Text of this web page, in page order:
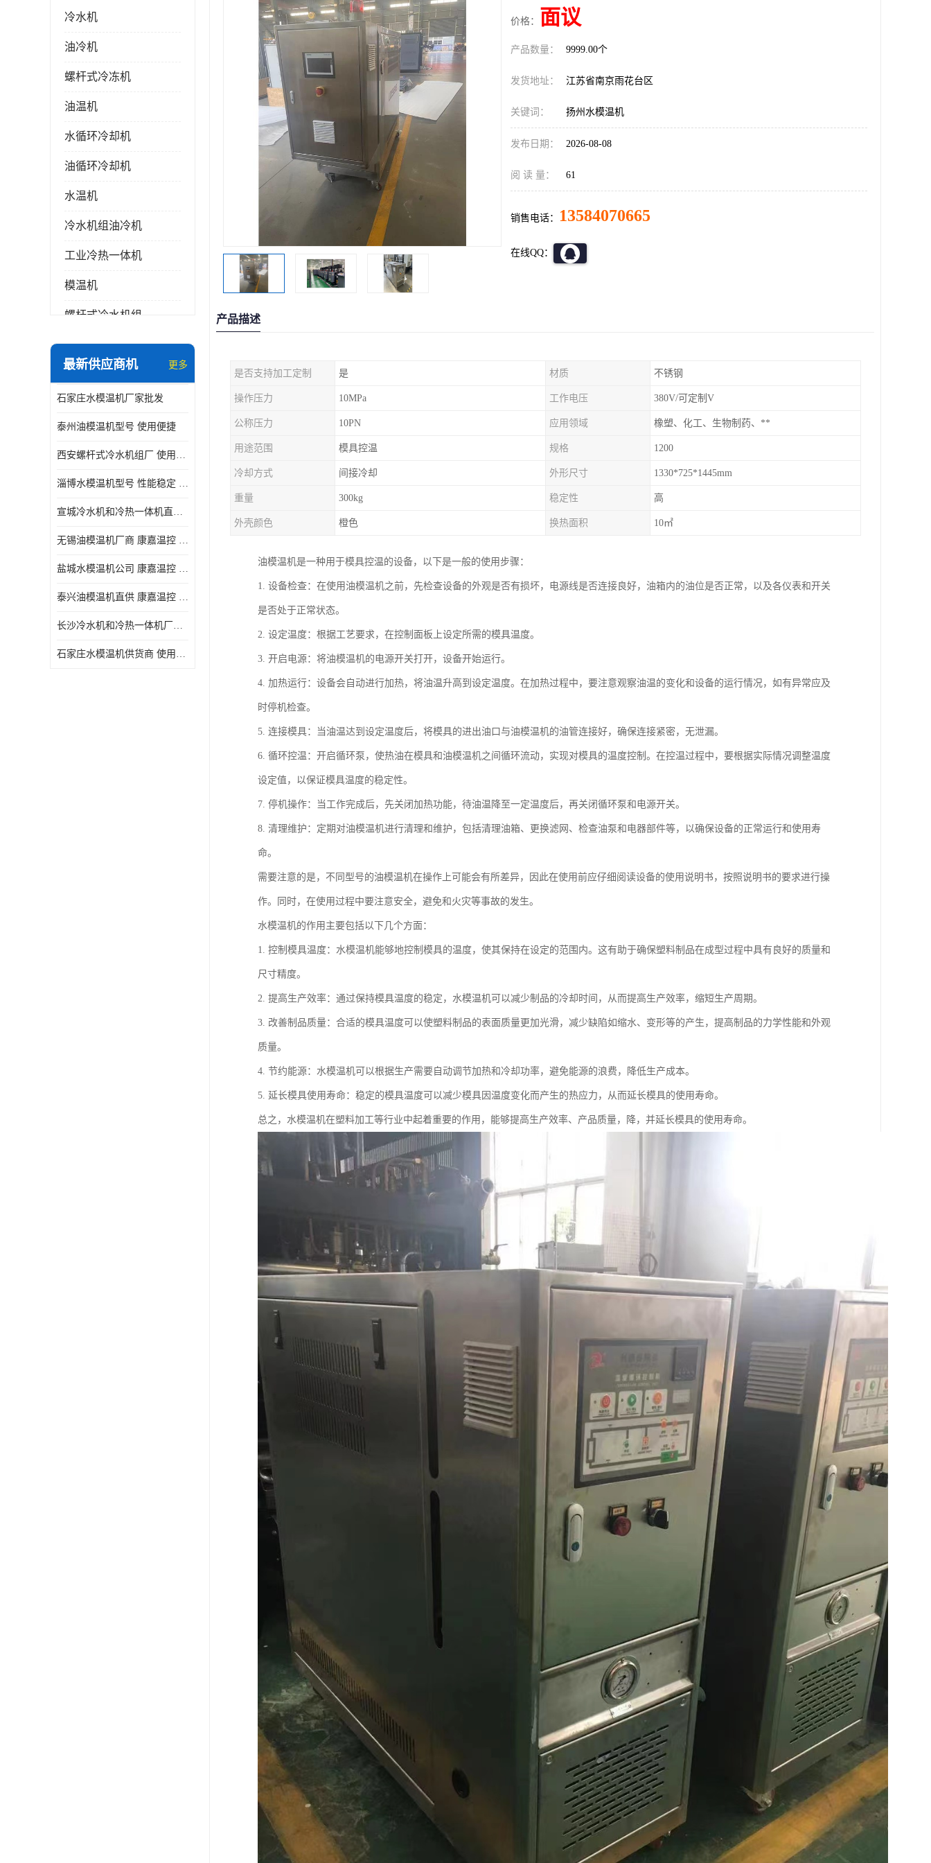
冷水机
油冷机
螺杆式冷冻机
油温机
水循环冷却机
油循环冷却机
水温机
冷水机组油冷机
工业冷热一体机
模温机
螺杆式冷水机组
冷水机和冷热一体机
防爆冷水机
最新供应商机 更多
石家庄水模温机厂家批发
泰州油模温机型号 使用便捷
西安螺杆式冷水机组厂 使用便捷
淄博水模温机型号 性能稳定 康嘉温控
宣城冷水机和冷热一体机直供 操作方便
无锡油模温机厂商 康嘉温控 性能稳定
盐城水模温机公司 康嘉温控 操作方便
泰兴油模温机直供 康嘉温控 使用便捷
长沙冷水机和冷热一体机厂家电话 库存充足
石家庄水模温机供货商 使用便捷
价格： 面议
产品数量： 9999.00个
发货地址： 江苏省南京雨花台区
关键词： 扬州水模温机
发布日期： 2026-08-08
阅 读 量： 61
销售电话： 13584070665
在线QQ：
产品描述
是否支持加工定制 是 材质 不锈钢
操作压力 10MPa 工作电压 380V/可定制V
公称压力 10PN 应用领域 橡塑、化工、生物制药、**
用途范围 模具控温 规格 1200
冷却方式 间接冷却 外形尺寸 1330*725*1445mm
重量 300kg 稳定性 高
外壳颜色 橙色 换热面积 10㎡
油模温机是一种用于模具控温的设备，以下是一般的使用步骤：
1. 设备检查：在使用油模温机之前，先检查设备的外观是否有损坏，电源线是否连接良好，油箱内的油位是否正常，以及各仪表和开关
是否处于正常状态。
2. 设定温度：根据工艺要求，在控制面板上设定所需的模具温度。
3. 开启电源：将油模温机的电源开关打开，设备开始运行。
4. 加热运行：设备会自动进行加热，将油温升高到设定温度。在加热过程中，要注意观察油温的变化和设备的运行情况，如有异常应及
时停机检查。
5. 连接模具：当油温达到设定温度后，将模具的进出油口与油模温机的油管连接好，确保连接紧密，无泄漏。
6. 循环控温：开启循环泵，使热油在模具和油模温机之间循环流动，实现对模具的温度控制。在控温过程中，要根据实际情况调整温度
设定值，以保证模具温度的稳定性。
7. 停机操作：当工作完成后，先关闭加热功能，待油温降至一定温度后，再关闭循环泵和电源开关。
8. 清理维护：定期对油模温机进行清理和维护，包括清理油箱、更换滤网、检查油泵和电器部件等，以确保设备的正常运行和使用寿
命。
需要注意的是，不同型号的油模温机在操作上可能会有所差异，因此在使用前应仔细阅读设备的使用说明书，按照说明书的要求进行操
作。同时，在使用过程中要注意安全，避免和火灾等事故的发生。
水模温机的作用主要包括以下几个方面：
1. 控制模具温度：水模温机能够地控制模具的温度，使其保持在设定的范围内。这有助于确保塑料制品在成型过程中具有良好的质量和
尺寸精度。
2. 提高生产效率：通过保持模具温度的稳定，水模温机可以减少制品的冷却时间，从而提高生产效率，缩短生产周期。
3. 改善制品质量：合适的模具温度可以使塑料制品的表面质量更加光滑，减少缺陷如缩水、变形等的产生，提高制品的力学性能和外观
质量。
4. 节约能源：水模温机可以根据生产需要自动调节加热和冷却功率，避免能源的浪费，降低生产成本。
5. 延长模具使用寿命：稳定的模具温度可以减少模具因温度变化而产生的热应力，从而延长模具的使用寿命。
总之，水模温机在塑料加工等行业中起着重要的作用，能够提高生产效率、产品质量，降，并延长模具的使用寿命。